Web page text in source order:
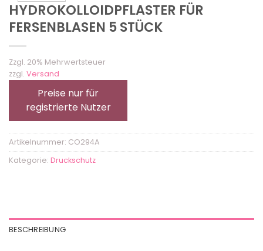
HYDROKOLLOIDPFLASTER FÜR
FERSENBLASEN 5 STÜCK
Zzgl. 20% Mehrwertsteuer
zzgl. Versand
Preise nur für
registrierte Nutzer
Artikelnummer: CO294A
Kategorie: Druckschutz
BESCHREIBUNG